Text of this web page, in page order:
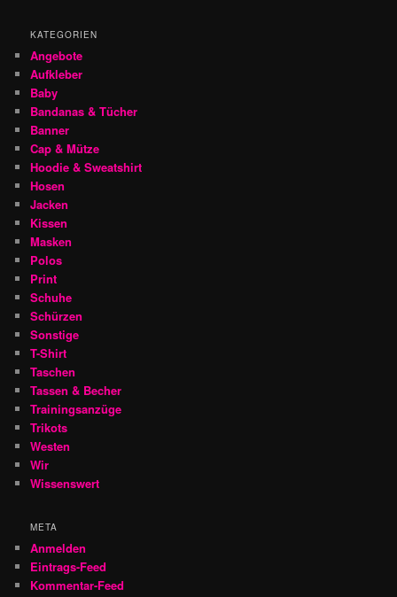
KATEGORIEN
Angebote
Aufkleber
Baby
Bandanas & Tücher
Banner
Cap & Mütze
Hoodie & Sweatshirt
Hosen
Jacken
Kissen
Masken
Polos
Print
Schuhe
Schürzen
Sonstige
T-Shirt
Taschen
Tassen & Becher
Trainingsanzüge
Trikots
Westen
Wir
Wissenswert
META
Anmelden
Eintrags-Feed
Kommentar-Feed